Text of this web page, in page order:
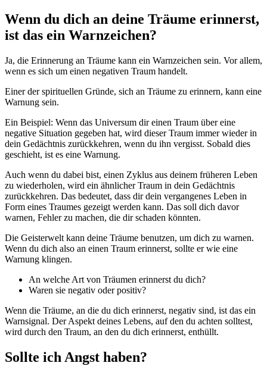
Wenn du dich an deine Träume erinnerst,
ist das ein Warnzeichen?
Ja, die Erinnerung an Träume kann ein Warnzeichen sein. Vor allem,
wenn es sich um einen negativen Traum handelt.
Einer der spirituellen Gründe, sich an Träume zu erinnern, kann eine
Warnung sein.
Ein Beispiel: Wenn das Universum dir einen Traum über eine
negative Situation gegeben hat, wird dieser Traum immer wieder in
dein Gedächtnis zurückkehren, wenn du ihn vergisst. Sobald dies
geschieht, ist es eine Warnung.
Auch wenn du dabei bist, einen Zyklus aus deinem früheren Leben
zu wiederholen, wird ein ähnlicher Traum in dein Gedächtnis
zurückkehren. Das bedeutet, dass dir dein vergangenes Leben in
Form eines Traumes gezeigt werden kann. Das soll dich davor
warnen, Fehler zu machen, die dir schaden könnten.
Die Geisterwelt kann deine Träume benutzen, um dich zu warnen.
Wenn du dich also an einen Traum erinnerst, sollte er wie eine
Warnung klingen.
An welche Art von Träumen erinnerst du dich?
Waren sie negativ oder positiv?
Wenn die Träume, an die du dich erinnerst, negativ sind, ist das ein
Warnsignal. Der Aspekt deines Lebens, auf den du achten solltest,
wird durch den Traum, an den du dich erinnerst, enthüllt.
Sollte ich Angst haben?